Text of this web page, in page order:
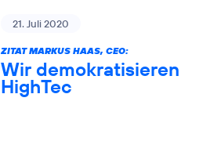
21. Juli 2020
ZITAT MARKUS HAAS, CEO:
Wir demokratisieren
HighTec